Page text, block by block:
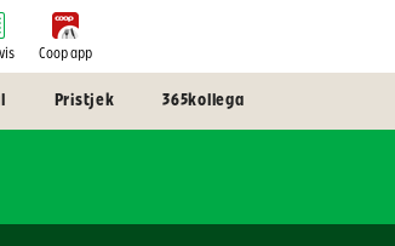
Coop app
Pristjek 365kollega